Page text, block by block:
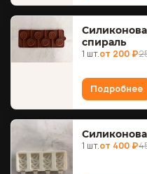
спираль
1 шт.от 200 ₽
Подробнее
1 шт.от 400 ₽